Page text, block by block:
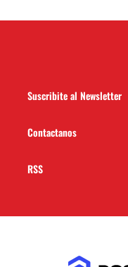
Suscribite al Newsletter
Contactanos
RSS